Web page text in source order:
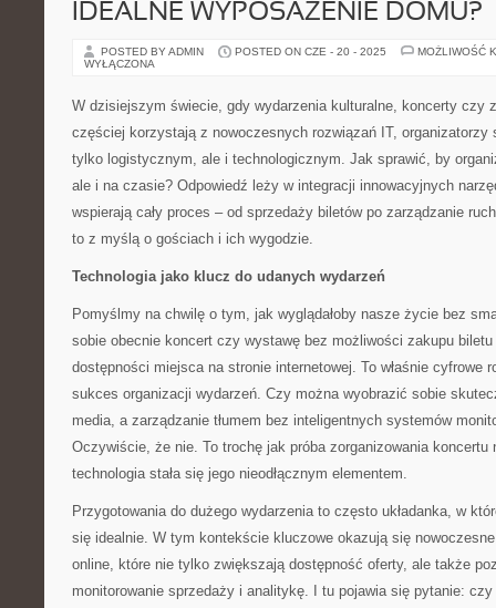
IDEALNE WYPOSAŻENIE DOMU?
POSTED BY ADMIN POSTED ON CZE - 20 - 2025
MOŻLIWOŚĆ
WYŁĄCZONA
W dzisiejszym świecie, gdy wydarzenia kulturalne, koncerty czy
częściej korzystają z nowoczesnych rozwiązań IT, organizatorzy
tylko logistycznym, ale i technologicznym. Jak sprawić, by
ale i na czasie? Odpowiedź leży w integracji innowacyjnych
wspierają cały proces – od sprzedaży biletów po zarządzanie
to z myślą o gościach i ich wygodzie.
Technologia jako klucz do udanych wydarzeń
Pomyślmy na chwilę o tym, jak wyglądałoby nasze życie bez
sobie obecnie koncert czy wystawę bez możliwości zakupu
dostępności miejsca na stronie internetowej. To właśnie cyfrowe
sukces organizacji wydarzeń. Czy można wyobrazić sobie
media, a zarządzanie tłumem bez inteligentnych systemów
Oczywiście, że nie. To trochę jak próba zorganizowania koncertu
technologia stała się jego nieodłącznym elementem.
Przygotowania do dużego wydarzenia to często układanka, w
się idealnie. W tym kontekście kluczowe okazują się
online, które nie tylko zwiększają dostępność oferty, ale także
monitorowanie sprzedaży i analitykę. I tu pojawia się pytanie: